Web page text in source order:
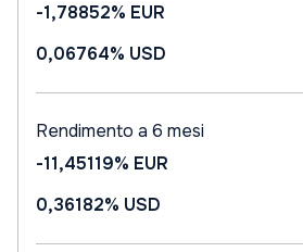
-1,78852% EUR
0,06764% USD
Rendimento a 6 mesi
-11,45119% EUR
0,36182% USD